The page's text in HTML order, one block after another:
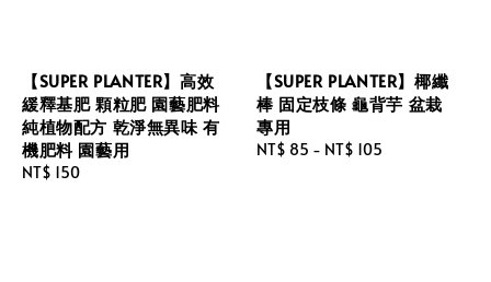
【SUPER PLANTER】高效
緩釋基肥 顆粒肥 園藝肥料
純植物配方 乾淨無異味 有
機肥料 園藝用
Regular
NT$ 150
【SUPER PLANTER】椰纖
棒 固定枝條 龜背芋 盆栽
專用
Regular
NT$ 85 - NT$ 105